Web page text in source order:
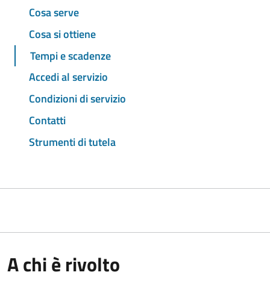
Cosa serve
Cosa si ottiene
Tempi e scadenze
Accedi al servizio
Condizioni di servizio
Contatti
Strumenti di tutela
A chi è rivolto